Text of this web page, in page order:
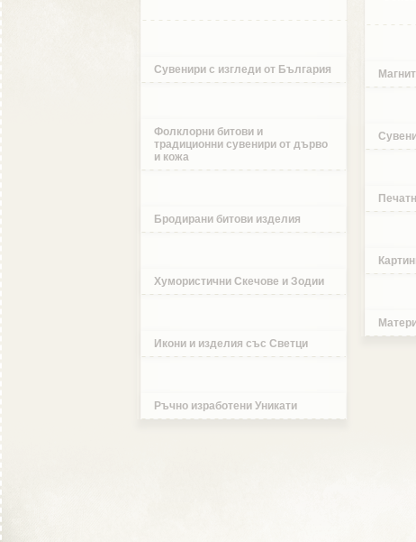
Сувенири с изгледи от България
Фолклорни битови и
традиционни сувенири от дърво
и кожа
Бродирани битови изделия
Хумористични Скечове и Зодии
Икони и изделия със Светци
Ръчно изработени Уникати